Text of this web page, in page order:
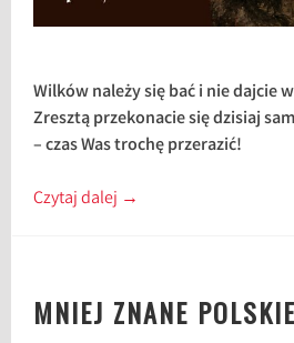
Wilków należy się bać i nie dajcie
Zresztą przekonacie się dzisiaj
– czas Was trochę przerazić!
Czytaj dalej →
MNIEJ ZNANE